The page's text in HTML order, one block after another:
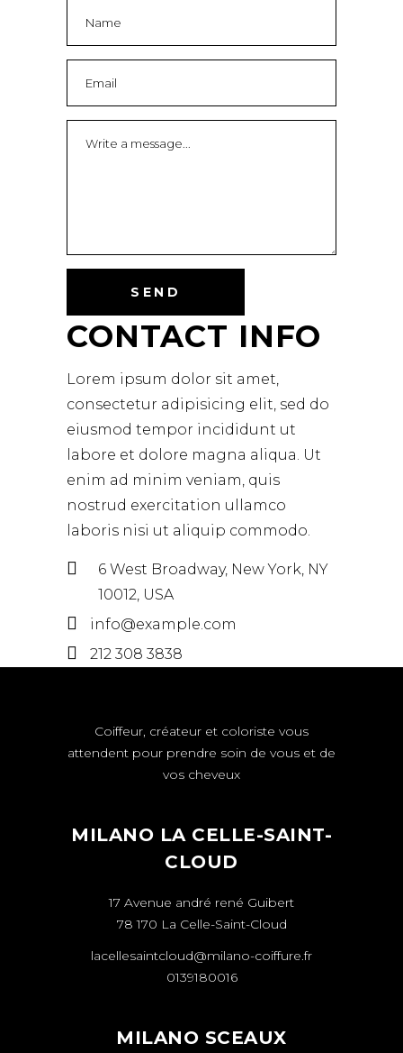
CONTACT INFO
Lorem ipsum dolor sit amet,
consectetur adipisicing elit, sed do
eiusmod tempor incididunt ut
labore et dolore magna aliqua. Ut
enim ad minim veniam, quis
nostrud exercitation ullamco
laboris nisi ut aliquip commodo.
6 West Broadway, New York, NY
10012, USA
info@example.com
212 308 3838
Coiffeur, créateur et coloriste vous
attendent pour prendre soin de vous et de
vos cheveux
MILANO LA CELLE-SAINT-
CLOUD
17 Avenue andré rené Guibert
78 170 La Celle-Saint-Cloud
lacellesaintcloud@milano-coiffure.fr
0139180016
MILANO SCEAUX